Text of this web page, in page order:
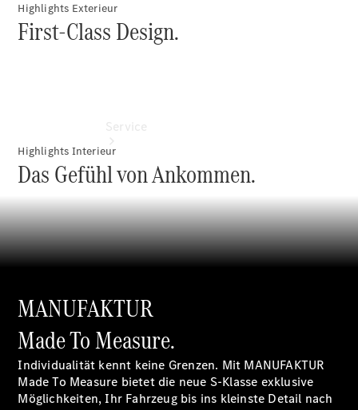
Servicetermin
Reparatur
Reifen, Teile
& Zubehör
Pannen- &
Unfallhilfe
Digitale
Highlights Exterieur
First-Class Design.
Highlights Interieur
Das Gefühl von Ankommen.
MANUFAKTUR
Made To Measure.
Individualität kennt keine Grenzen. Mit MANUFAKTUR
Made To Measure bietet die neue S-Klasse exklusive
Möglichkeiten, Ihr Fahrzeug bis ins kleinste Detail nach